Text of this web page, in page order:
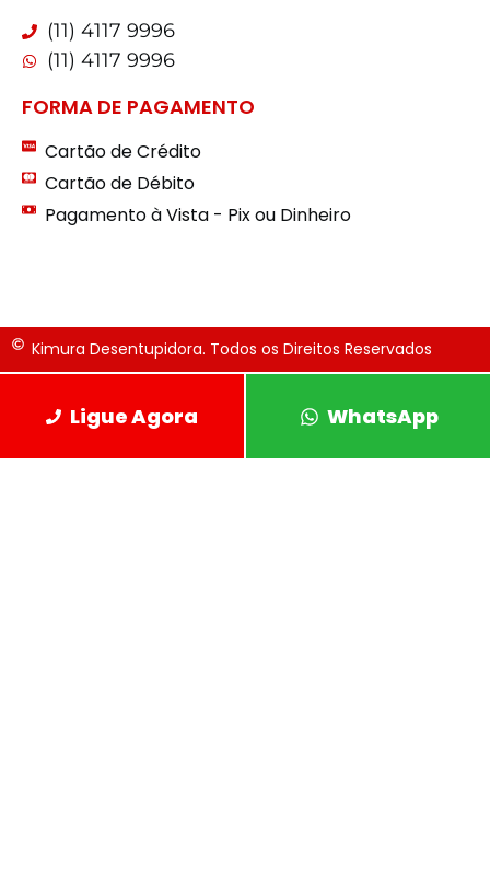
(11) 4117 9996
(11) 4117 9996
FORMA DE PAGAMENTO
Cartão de Crédito
Cartão de Débito
Pagamento à Vista - Pix ou Dinheiro
Kimura Desentupidora. Todos os Direitos Reservados
Ligue Agora WhatsApp